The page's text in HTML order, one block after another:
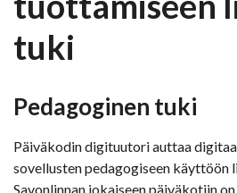
tuki
Pedagoginen tuki
Päiväkodin digituutori auttaa
sovellusten pedagogiseen käyttöön
Savonlinnan jokaiseen päiväkotiin